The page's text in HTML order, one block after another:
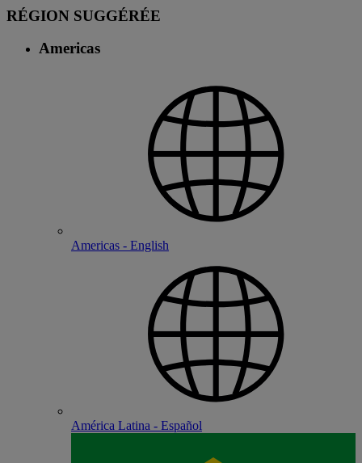
RÉGION SUGGÉRÉE
Americas
Americas - English
América Latina - Español